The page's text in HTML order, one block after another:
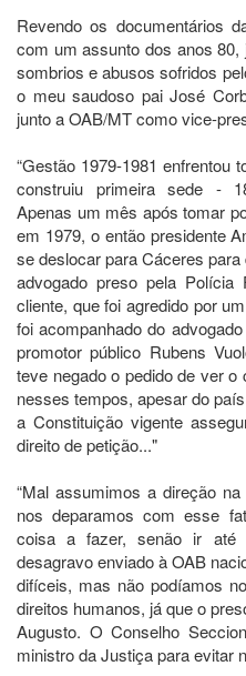
Revendo os documentários
com um assunto dos anos
sombrios e abusos sofridos
o meu saudoso pai José
junto a OAB/MT como vice-
“Gestão 1979-1981 enfrentou
construiu primeira sede -
Apenas um mês após tomar
em 1979, o então presidente
se deslocar para Cáceres
advogado preso pela Polícia
cliente, que foi agredido por
foi acompanhado do
promotor público Rubens
teve negado o pedido de ver
nesses tempos, apesar do
a Constituição vigente
direito de petição..."
“Mal assumimos a direção
nos deparamos com esse
coisa a fazer, senão ir até
desagravo enviado à OAB
difíceis, mas não podíamos
direitos humanos, já que o
Augusto. O Conselho
ministro da Justiça para evitar